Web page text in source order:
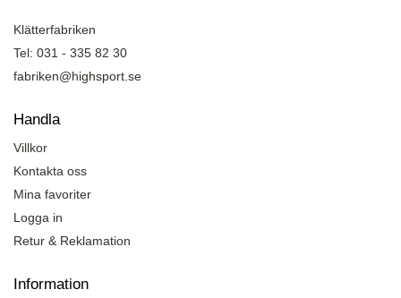
Klätterfabriken
Tel: 031 - 335 82 30
fabriken@highsport.se
Handla
Villkor
Kontakta oss
Mina favoriter
Logga in
Retur & Reklamation
Information